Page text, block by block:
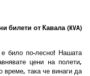
билети от Кавала (KVA)
е било по-лесно! Нашата
цени на полети,
време, така че винаги да